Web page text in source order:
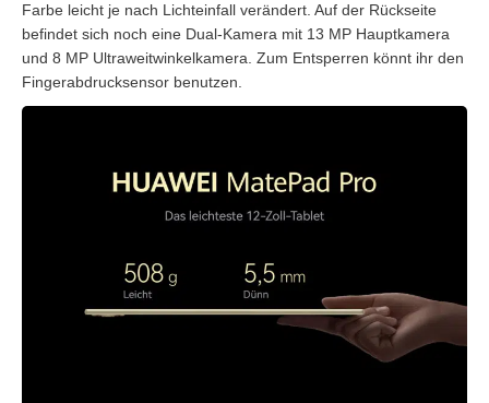
Farbe leicht je nach Lichteinfall verändert. Auf der Rückseite
befindet sich noch eine Dual-Kamera mit 13 MP Hauptkamera
und 8 MP Ultraweitwinkelkamera. Zum Entsperren könnt ihr den
Fingerabdrucksensor benutzen.